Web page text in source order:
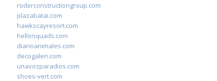
roderconstructiongroup.com
plazabatai.com
hawkscayresort.com
hellonquads.com
diarioanimales.com
decogaleri.com
unavozparadios.com
shoes-vert.com